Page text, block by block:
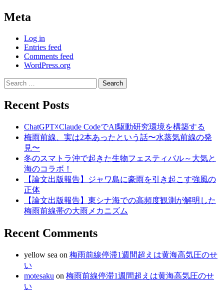
Meta
Log in
Entries feed
Comments feed
WordPress.org
Search
for:
Recent Posts
ChatGPT☓Claude CodeでAI駆動研究環境を構築する
梅雨前線、実は2本あったという話〜水蒸気前線の発
見〜
冬のスマトラ沖で起きた生物フェスティバル～大気と
海のコラボ！
【論文出版報告】ジャワ島に豪雨を引き起こす強風の
正体
【論文出版報告】東シナ海での高頻度観測が解明した
梅雨前線帯の大雨メカニズム
Recent Comments
yellow sea on 梅雨前線停滞1週間超えは黄海高気圧のせ
い
motesaku on 梅雨前線停滞1週間超えは黄海高気圧のせ
い